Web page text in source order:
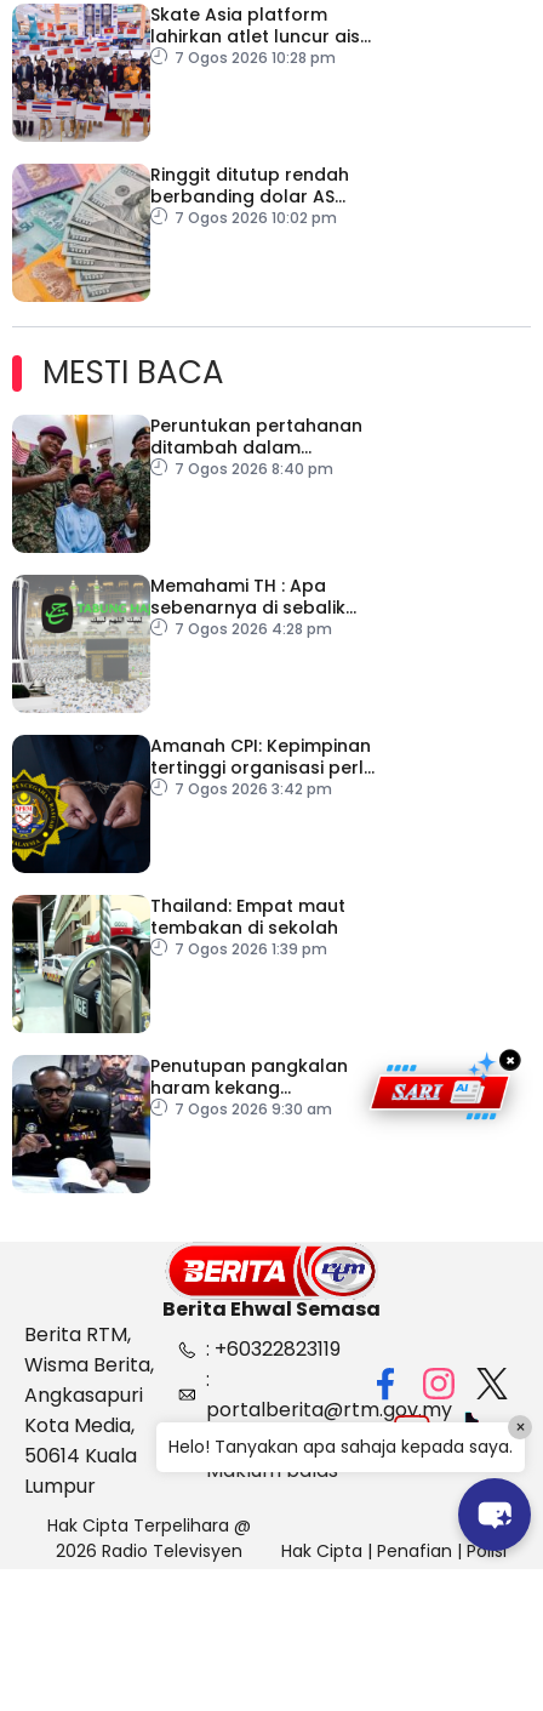
Skate Asia platform
lahirkan atlet luncur ais
negara
7 Ogos 2026 10:28 pm
Ringgit ditutup rendah
berbanding dolar AS
menjelang pengumuman
7 Ogos 2026 10:02 pm
MESTI BACA
Peruntukan pertahanan
ditambah dalam
Belanjawan 2027
7 Ogos 2026 8:40 pm
Memahami TH : Apa
sebenarnya di sebalik
angka
7 Ogos 2026 4:28 pm
Amanah CPI: Kepimpinan
tertinggi organisasi perlu
pacu reformasi radikal
7 Ogos 2026 3:42 pm
Thailand: Empat maut
tembakan di sekolah
7 Ogos 2026 1:39 pm
Penutupan pangkalan
haram kekang
penyeludupan di
7 Ogos 2026 9:30 am
×
Berita Ehwal Semasa
Berita RTM,
Wisma Berita,
Angkasapuri
Kota Media,
50614 Kuala
Lumpur
: +60322823119
:
portalberita@rtm.gov.my
: Aduan &
Maklum balas
Hak Cipta Terpelihara @
2026 Radio Televisyen
Hak Cipta | Penafian | Polisi
Helo! Tanyakan apa sahaja kepada saya.
×